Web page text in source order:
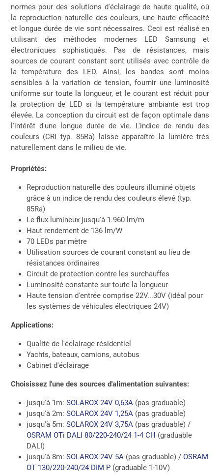
normes pour des solutions d'éclairage de haute qualité, où
la reproduction naturelle des couleurs, une haute efficacité
et longue durée de vie sont nécessaires. Ceci est réalisé en
utilisant des méthodes modernes LED Samsung et
électroniques sophistiqués. Pas de résistances, mais
sources de courant constant sont utilisés avec contrôle de
la température des LED. Ainsi, les bandes sont moins
sensibles à la variation de tension, fournir une luminosité
uniforme sur toute la longueur, et le courant est réduit pour
la protection de LED si la température ambiante est trop
élevée. La conception du circuit est de façon optimale dans
l'intérêt d'une longue durée de vie. L'indice de rendu des
couleurs (CRI typ. 85Ra) laisse apparaître la lumière très
naturellement dans le milieu de vie.
Propriétés:
Reproduction naturelle des couleurs illuminé objets
grâce à un indice de rendu des couleurs élevé (typ.
85Ra)
Le flux lumineux jusqu'à 1.960 lm/m
Haut rendement de 136 lm/W
70 LEDs par mètre
Utilisation sources de courant constant au lieu de
résistances ordinaires
Circuit de protection contre les surchauffes
Luminosité constante sur toute la longueur
Haute tension d'entrée comprise 22V...30V (idéal pour
les systèmes de véhicules électriques 24V)
Applications:
Qualité de l'éclairage résidentiel
Yachts, bateaux, camions, autobus
Cabinet d'éclairage
Choisissez l'une des sources d'alimentation suivantes:
jusqu'à 1m: SOLAROX 24V 0,63A(pas graduable)
jusqu'à 2m: SOLAROX 24V 1,25A(pas graduable)
jusqu'à 5m: SOLAROX 24V 3,75A(pas graduable) /
OSRAM OTi DALI 80/220-240/24 1-4 CH (graduable
DALI)
jusqu'à 8m: SOLAROX 24V 5A(pas graduable) / OSRAM
OT 130/220-240/24 DIM P(graduable 1-10V)